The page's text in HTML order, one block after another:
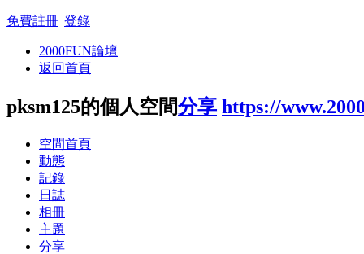
免費註冊 |登錄
2000FUN論壇
返回首頁
pksm125的個人空間分享 https://
空間首頁
動態
記錄
日誌
相冊
主題
分享